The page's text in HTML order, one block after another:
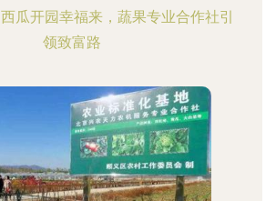
瓜开园幸福来，蔬果专业合作社引
领致富路